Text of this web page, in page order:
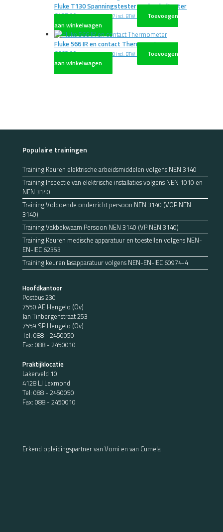
Fluke T130 Spanningstester en doorbeltester
€187,00 excl. BTW€226,27 incl. BTW
Toevoegen
aan winkelwagen
Fluke 566 IR en contact Thermometer
€668,00 excl. BTW€808,28 incl. BTW
Toevoegen
aan winkelwagen
Populaire trainingen
Training Keuren elektrische arbeidsmiddelen volgens NEN 3140
Training Inspectie van elektrische installaties volgens NEN 1010 en
NEN 3140
Training Voldoende onderricht persoon NEN 3140 (VOP NEN
3140)
Training Vakbekwaam Persoon NEN 3140 (VP NEN 3140)
Training Keuren medische apparatuur en toestellen volgens NEN-
EN-IEC 62353
Training keuren lasapparatuur volgens NEN-EN-IEC 60974-4
Hoofdkantoor
Postbus 230
7550 AE Hengelo (Ov)
Jan Tinbergenstraat 253
7559 SP Hengelo (Ov)
Tel: 088 - 2450050
Fax: 088 - 2450010
Praktijklocatie
Lakerveld 10
4128 LJ Lexmond
Tel: 088 - 2450050
Fax: 088 - 2450010
Erkend opleidingspartner van Vomi en van Cumela